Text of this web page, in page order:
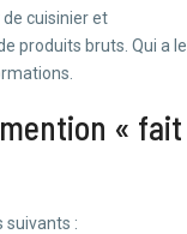
cuisinier et
produits bruts. Qui a le
« fait
suivants :